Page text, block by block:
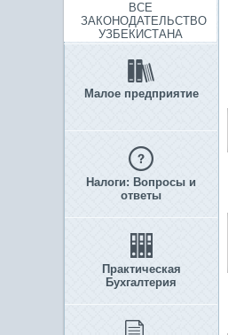
ВСЕ
ЗАКОНОДАТЕЛЬСТВО
УЗБЕКИСТАНА
Малое предприятие
Налоги: Вопросы и
ответы
Практическая
Бухгалтерия